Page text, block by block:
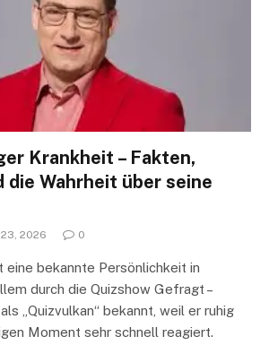
Krankheit – Fakten,
die Wahrheit über seine
2026 0
eine bekannte Persönlichkeit in
durch die Quizshow Gefragt –
„Quizvulkan“ bekannt, weil er ruhig
Moment sehr schnell reagiert.